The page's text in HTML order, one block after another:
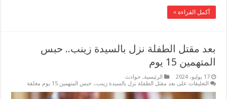
أكمل القراءة »
بعد مقتل الطفلة نزل بالسيدة زينب.. حبس
المتهمين 15 يوم
17 يوليو، 2024 الرئيسية, حوادث
التعليقات على بعد مقتل الطفلة نزل بالسيدة زينب.. حبس المتهمين 15 يوم مغلقة